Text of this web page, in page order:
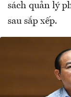
sách quản lý
sau sắp xếp.